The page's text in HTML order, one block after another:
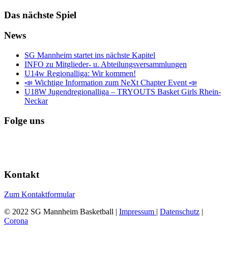
Das nächste Spiel
News
SG Mannheim startet ins nächste Kapitel
INFO zu Mitglieder- u. Abteilungsversammlungen
U14w Regionalliga: Wir kommen!
📣 Wichtige Information zum NeXt Chapter Event 📣
U18W Jugendregionalliga – TRYOUTS Basket Girls Rhein-
Neckar
Folge uns
Kontakt
Zum Kontaktformular
© 2022 SG Mannheim Basketball | Impressum | Datenschutz |
Corona